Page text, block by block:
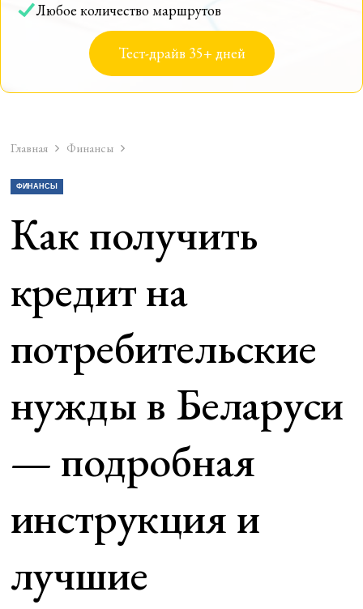
Любое количество маршрутов
Тест-драйв 35+ дней
Главная Финансы
ФИНАНСЫ
Как получить
кредит на
потребительские
нужды в Беларуси
— подробная
инструкция и
лучшие